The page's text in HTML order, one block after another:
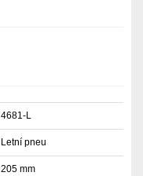
4681-L
Letní pneu
205 mm